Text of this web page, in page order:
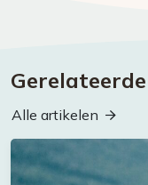
Alle artikelen